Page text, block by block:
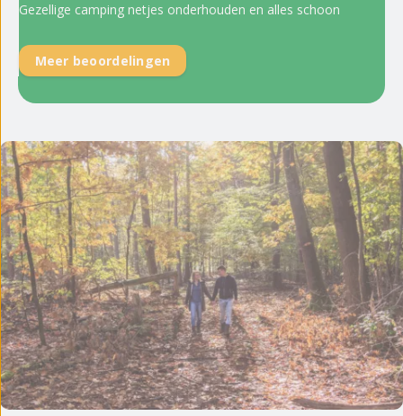
Gezellige camping netjes onderhouden en alles schoon
Meer beoordelingen